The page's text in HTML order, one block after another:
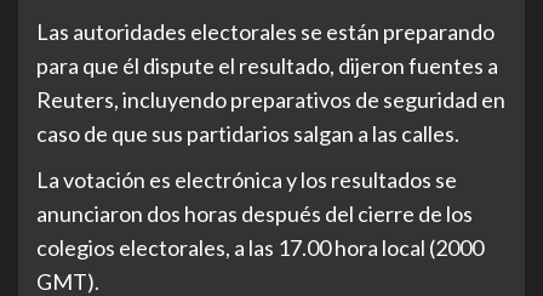
Las autoridades electorales se están preparando
para que él dispute el resultado, dijeron fuentes a
Reuters, incluyendo preparativos de seguridad en
caso de que sus partidarios salgan a las calles.
La votación es electrónica y los resultados se
anunciaron dos horas después del cierre de los
colegios electorales, a las 17.00 hora local (2000
GMT).